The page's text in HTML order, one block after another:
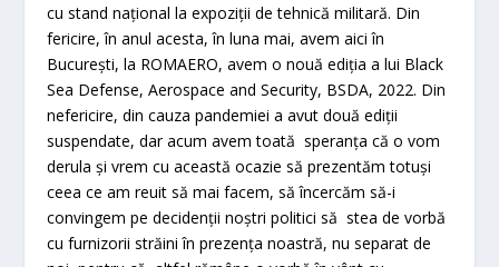
cu stand național la expoziții de tehnică militară. Din
fericire, în anul acesta, în luna mai, avem aici în
București, la ROMAERO, avem o nouă ediția a lui Black
Sea Defense, Aerospace and Security, BSDA, 2022. Din
nefericire, din cauza pandemiei a avut două ediții
suspendate, dar acum avem toată speranța că o vom
derula și vrem cu această ocazie să prezentăm totuși
ceea ce am reuit să mai facem, să încercăm să-i
convingem pe decidenții noștri politici să stea de vorbă
cu furnizorii străini în prezența noastră, nu separat de